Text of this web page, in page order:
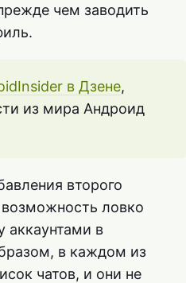
чем заводить
в Дзене,
из мира Андроид
второго
ловко
аккаунтами в
в каждом из
чатов, и они не